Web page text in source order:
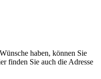
haben, können Sie
finden Sie auch die Adresse